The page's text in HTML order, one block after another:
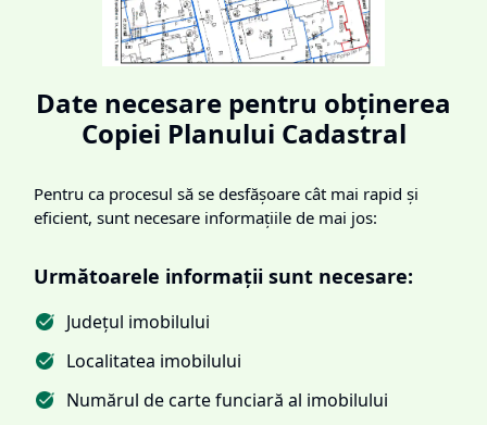
Date necesare pentru obținerea
Copiei Planului Cadastral
Pentru ca procesul să se desfășoare cât mai rapid și
eficient, sunt necesare informațiile de mai jos:
Următoarele informații sunt necesare:
Județul imobilului
Localitatea imobilului
Numărul de carte funciară al imobilului